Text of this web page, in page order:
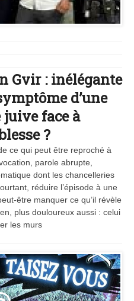
Gvir : inélégante
d’une
face à
?
ce qui peut être reproché à
parole abrupte,
dont les chancelleries
réduire l’épisode à une
être manquer ce qu’il révèle
plus douloureux aussi : celui
les murs